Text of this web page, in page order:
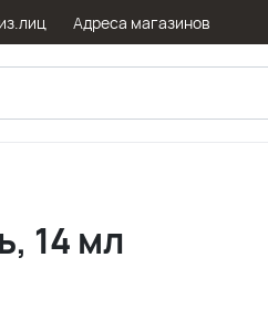
Адреса магазинов
14 мл